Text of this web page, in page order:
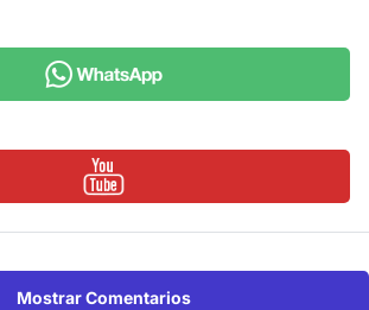
Mostrar Comentarios